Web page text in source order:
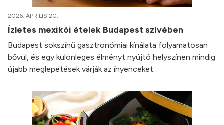
2026. ÁPRILIS 20.
Ízletes mexikói ételek Budapest szívében
Budapest sokszínű gasztronómiai kínálata folyamatosan
bővül, és egy különleges élményt nyújtó helyszínen mindig
újabb meglepetések várják az ínyenceket.